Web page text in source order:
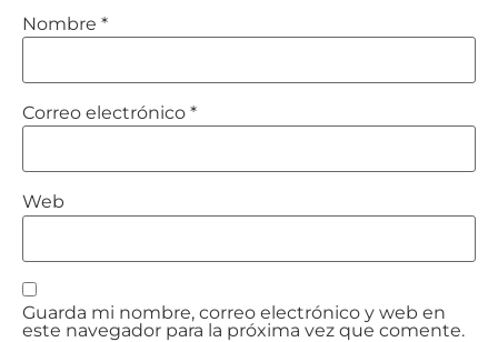
Nombre *
Correo electrónico *
Web
Guarda mi nombre, correo electrónico y web en
este navegador para la próxima vez que comente.